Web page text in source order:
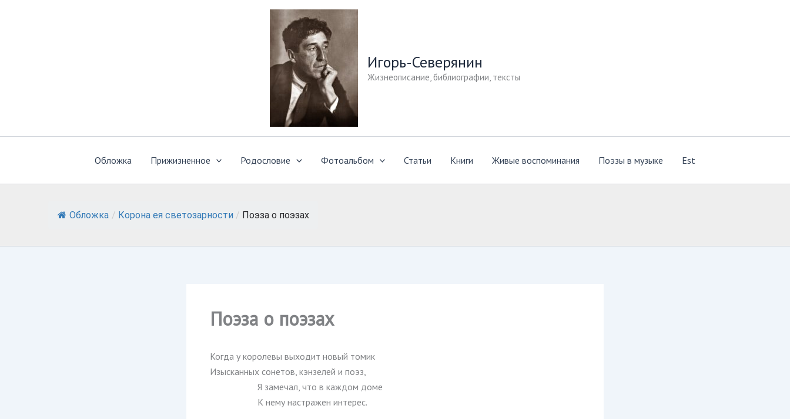
Игорь-Северянин
Жизнеописание, библиографии, тексты
Обложка Прижизненное Родословие Фотоальбом Статьи Книги Живые воспоминания Поэзы в музыке Est
Обложка / Корона ея светозарности / Поэза о поэзах
Поэза о поэзах
Когда у королевы выходит новый томик
Изысканных сонетов, кэнзелей и поэз,
Я замечал, что в каждом доме
К нему настражен интерес.